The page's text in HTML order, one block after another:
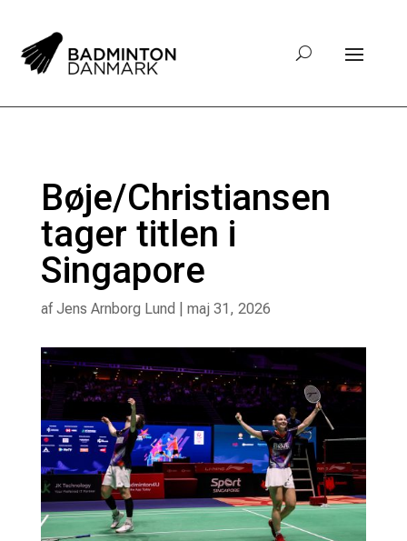
Bøje/Christiansen
tager titlen i
Singapore
afJens Arnborg Lund maj 31, 2026